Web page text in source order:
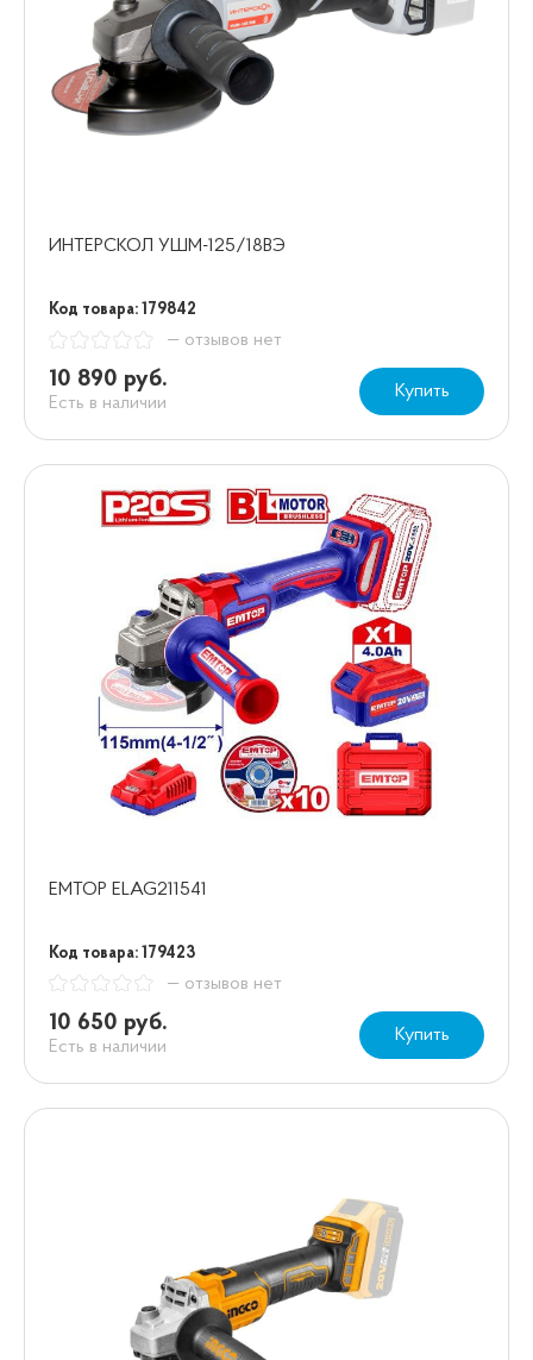
ИНТЕРСКОЛ УШМ-125/18ВЭ
Код товара: 179842
— отзывов нет
10 890 руб.
Есть в наличии
Купить
EMTOP ELAG211541
Код товара: 179423
— отзывов нет
10 650 руб.
Есть в наличии
Купить